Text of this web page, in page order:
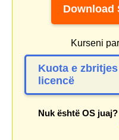
Download
Kurseni
Kuota e
licencë
Nuk është OS juaj?